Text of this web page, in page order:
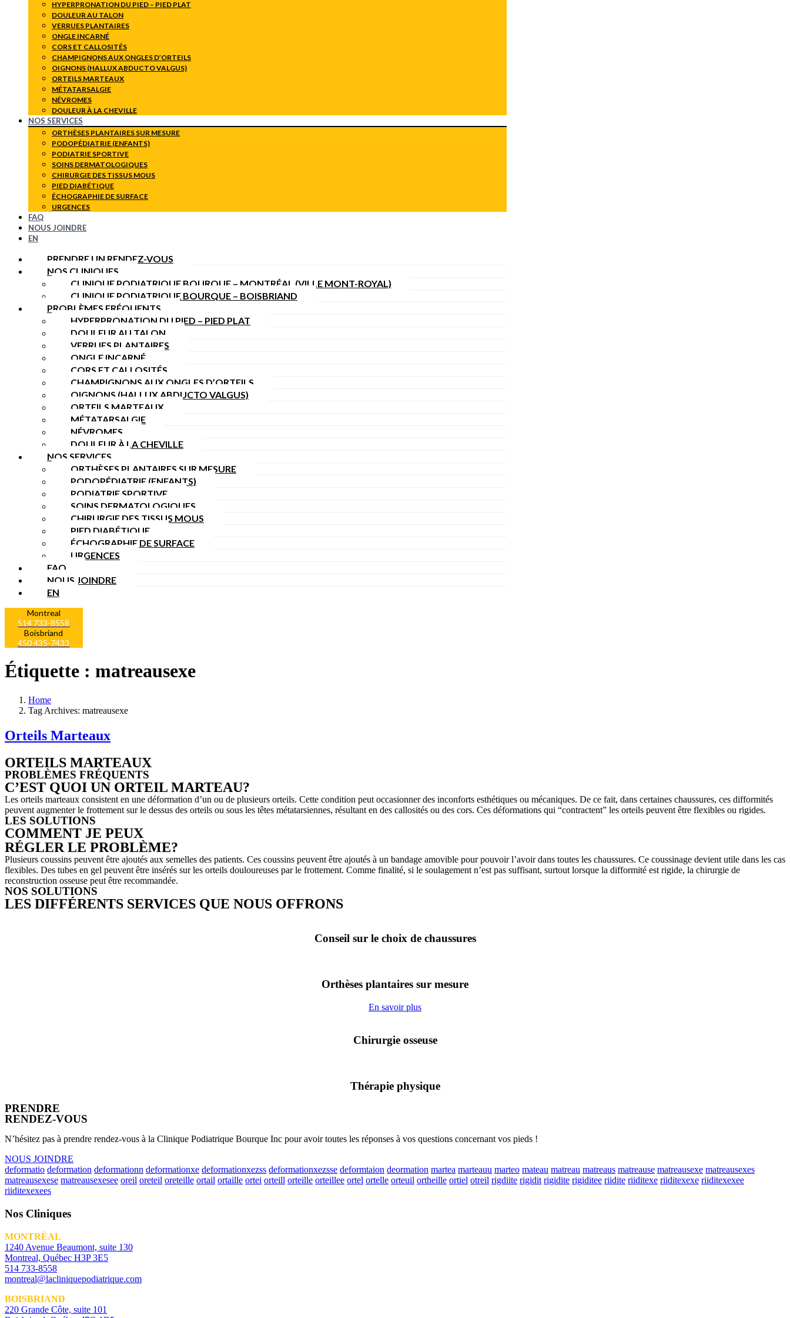
HYPERPRONATION DU PIED – PIED PLAT
DOULEUR AU TALON
VERRUES PLANTAIRES
ONGLE INCARNÉ
CORS ET CALLOSITÉS
CHAMPIGNONS AUX ONGLES D’ORTEILS
OIGNONS (HALLUX ABDUCTO VALGUS)
ORTEILS MARTEAUX
MÉTATARSALGIE
NÉVROMES
DOULEUR À LA CHEVILLE
NOS SERVICES
ORTHÈSES PLANTAIRES SUR MESURE
PODOPÉDIATRIE (ENFANTS)
PODIATRIE SPORTIVE
SOINS DERMATOLOGIQUES
CHIRURGIE DES TISSUS MOUS
PIED DIABÉTIQUE
ÉCHOGRAPHIE DE SURFACE
URGENCES
FAQ
NOUS JOINDRE
EN
PRENDRE UN RENDEZ-VOUS
NOS CLINIQUES
CLINIQUE PODIATRIQUE BOURQUE – MONTRÉAL (VILLE MONT-ROYAL)
CLINIQUE PODIATRIQUE BOURQUE – BOISBRIAND
PROBLÈMES FRÉQUENTS
HYPERPRONATION DU PIED – PIED PLAT
DOULEUR AU TALON
VERRUES PLANTAIRES
ONGLE INCARNÉ
CORS ET CALLOSITÉS
CHAMPIGNONS AUX ONGLES D’ORTEILS
OIGNONS (HALLUX ABDUCTO VALGUS)
ORTEILS MARTEAUX
MÉTATARSALGIE
NÉVROMES
DOULEUR À LA CHEVILLE
NOS SERVICES
ORTHÈSES PLANTAIRES SUR MESURE
PODOPÉDIATRIE (ENFANTS)
PODIATRIE SPORTIVE
SOINS DERMATOLOGIQUES
CHIRURGIE DES TISSUS MOUS
PIED DIABÉTIQUE
ÉCHOGRAPHIE DE SURFACE
URGENCES
FAQ
NOUS JOINDRE
EN
Montreal
514 733-8558
Boisbriand
450 435-7433
Étiquette : matreausexe
Home
Tag Archives: matreausexe
Orteils Marteaux
ORTEILS MARTEAUX
PROBLÈMES FRÉQUENTS
C’EST QUOI UN ORTEIL MARTEAU?
Les orteils marteaux consistent en une déformation d’un ou de plusieurs orteils. Cette condition peut occasionner des inconforts esthétiques ou mécaniques. De ce fait, dans certaines chaussures, ces difformités
peuvent augmenter le frottement sur le dessus des orteils ou sous les têtes métatarsiennes, résultant en des callosités ou des cors. Ces déformations qui “contractent” les orteils peuvent être flexibles ou rigides.
LES SOLUTIONS
COMMENT JE PEUX
RÉGLER LE PROBLÈME?
Plusieurs coussins peuvent être ajoutés aux semelles des patients. Ces coussins peuvent être ajoutés à un bandage amovible pour pouvoir l’avoir dans toutes les chaussures. Ce coussinage devient utile dans les cas
flexibles. Des tubes en gel peuvent être insérés sur les orteils douloureuses par le frottement. Comme finalité, si le soulagement n’est pas suffisant, surtout lorsque la difformité est rigide, la chirurgie de
reconstruction osseuse peut être recommandée.
NOS SOLUTIONS
LES DIFFÉRENTS SERVICES QUE NOUS OFFRONS
Conseil sur le choix de chaussures
Orthèses plantaires sur mesure
En savoir plus
Chirurgie osseuse
Thérapie physique
PRENDRE
RENDEZ-VOUS
N’hésitez pas à prendre rendez-vous à la Clinique Podiatrique Bourque Inc pour avoir toutes les réponses à vos questions concernant vos pieds !
NOUS JOINDRE
deformatio deformation deformationn deformationxe deformationxezss deformationxezsse deformtaion deormation martea marteauu marteo mateau matreau matreaus matreause matreausexe matreausexes
matreausexese matreausexesee oreil oreteil oreteille ortail ortaille ortei orteill orteille orteillee ortel ortelle orteuil ortheille ortiel otreil rigdiite rigidit rigidite rigiditee riidite riiditexe riiditexexe riiditexexee
riiditexexees
Nos Cliniques
MONTRÉAL
1240 Avenue Beaumont, suite 130
Montreal, Québec H3P 3E5
514 733-8558
montreal@lacliniquepodiatrique.com
BOISBRIAND
220 Grande Côte, suite 101